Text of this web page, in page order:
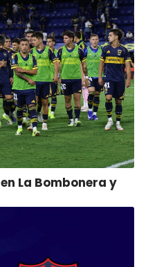
La Bombonera y